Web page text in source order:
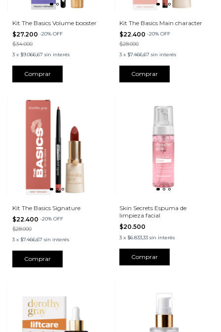
Kit The Basics Volume booster
$27.200 -20% OFF
$34.000
3 x $9.066,67 sin interés
Kit The Basics Main character
$22.400 -20% OFF
$28.000
3 x $7.466,67 sin interés
Kit The Basics Signature
$22.400 -20% OFF
$28.000
3 x $7.466,67 sin interés
Skin Secrets Espuma de
limpieza facial
$20.500
3 x $6.833,33 sin interés